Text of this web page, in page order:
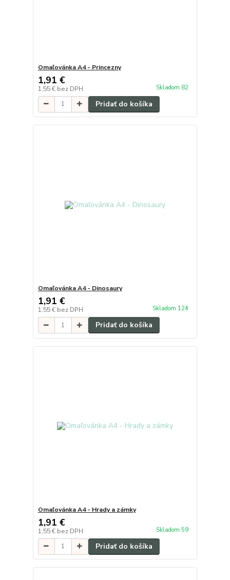
Omaľovánka A4 - Princezny
1,91 €
1,55 € bez DPH Skladom 82
Pridať do košíka
Omaľovánka A4 - Dinosaury
1,91 €
1,55 € bez DPH Skladom 124
Pridať do košíka
Omaľovánka A4 - Hrady a zámky
1,91 €
1,55 € bez DPH Skladom 59
Pridať do košíka